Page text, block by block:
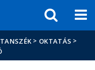
> OKTATÁS >